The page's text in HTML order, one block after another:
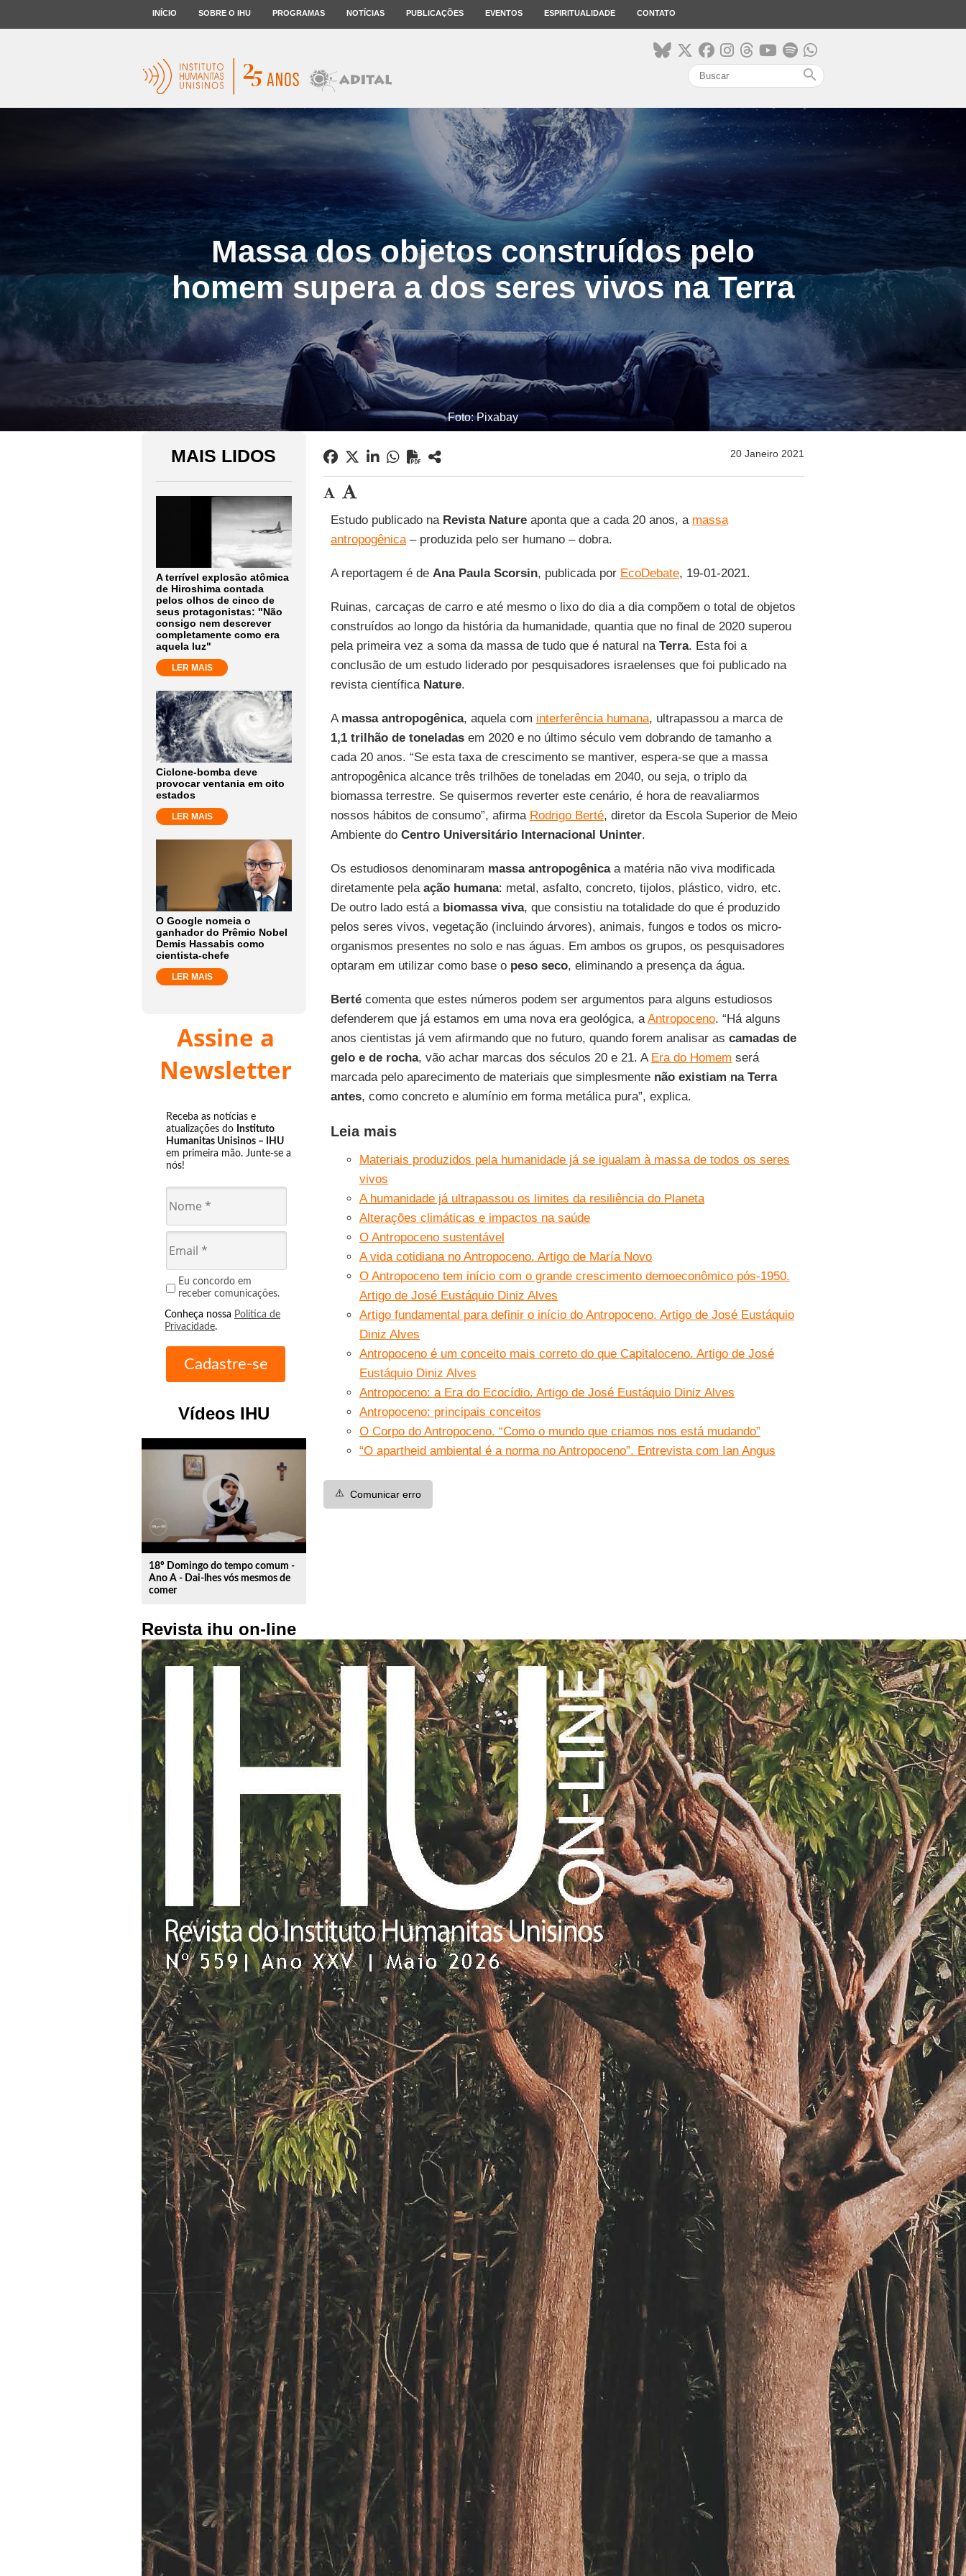
INÍCIO SOBRE O IHU PROGRAMAS NOTÍCIAS PUBLICAÇÕES EVENTOS ESPIRITUALIDADE CONTATO
search
Massa dos objetos construídos pelo
homem supera a dos seres vivos na Terra
Foto: Pixabay
MAIS LIDOS
A terrível explosão atômica
de Hiroshima contada
pelos olhos de cinco de
seus protagonistas: "Não
consigo nem descrever
completamente como era
aquela luz"
LER MAIS
Ciclone-bomba deve
provocar ventania em oito
estados
LER MAIS
O Google nomeia o
ganhador do Prêmio Nobel
Demis Hassabis como
cientista-chefe
LER MAIS
Assine a
Newsletter
Receba as notícias e
atualizações do Instituto
Humanitas Unisinos – IHU
em primeira mão. Junte-se a
nós!
Eu concordo em
receber comunicações.
Conheça nossa Política de
Privacidade.
Vídeos IHU
play_circle_outline
18º Domingo do tempo comum -
Ano A - Dai-lhes vós mesmos de
comer
Revista ihu on-line
20 Janeiro 2021
Estudo publicado na Revista Natureaponta que a cada 20 anos, a massa
antropogênica– produzida pelo ser humano – dobra.
A reportagem é de Ana Paula Scorsin, publicada por EcoDebate, 19-01-2021.
Ruinas, carcaças de carro e até mesmo o lixo do dia a dia compõem o total de objetos
construídos ao longo da história da humanidade, quantia que no final de 2020 superou
pela primeira vez a soma da massa de tudo que é natural na Terra. Esta foi a
conclusão de um estudo liderado por pesquisadores israelenses que foi publicado na
revista científica Nature.
A massa antropogênica, aquela com interferência humana, ultrapassou a marca de
1,1 trilhão de toneladasem 2020 e no último século vem dobrando de tamanho a
cada 20 anos. “Se esta taxa de crescimento se mantiver, espera-se que a massa
antropogênica alcance três trilhões de toneladas em 2040, ou seja, o triplo da
biomassa terrestre. Se quisermos reverter este cenário, é hora de reavaliarmos
nossos hábitos de consumo”, afirma Rodrigo Berté, diretor da Escola Superior de Meio
Ambiente do Centro Universitário Internacional Uninter.
Os estudiosos denominaram massa antropogênicaa matéria não viva modificada
diretamente pela ação humana: metal, asfalto, concreto, tijolos, plástico, vidro, etc.
De outro lado está a biomassa viva, que consistiu na totalidade do que é produzido
pelos seres vivos, vegetação (incluindo árvores), animais, fungos e todos os micro-
organismos presentes no solo e nas águas. Em ambos os grupos, os pesquisadores
optaram em utilizar como base o peso seco, eliminando a presença da água.
Bertécomenta que estes números podem ser argumentos para alguns estudiosos
defenderem que já estamos em uma nova era geológica, aAntropoceno. “Há alguns
anos cientistas já vem afirmando que no futuro, quando forem analisar as camadas de
gelo e de rocha, vão achar marcas dos séculos 20 e 21. A Era do Homem será
marcada pelo aparecimento de materiais que simplesmente não existiam na Terra
antes, como concreto e alumínio em forma metálica pura”, explica.
Leia mais
Materiais produzidos pela humanidade já se igualam à massa de todos os seres
vivos
A humanidade já ultrapassou os limites da resiliência do Planeta
Alterações climáticas e impactos na saúde
O Antropoceno sustentável
A vida cotidiana no Antropoceno. Artigo de María Novo
O Antropoceno tem início com o grande crescimento demoeconômico pós-1950.
Artigo de José Eustáquio Diniz Alves
Artigo fundamental para definir o início do Antropoceno. Artigo de José Eustáquio
Diniz Alves
Antropoceno é um conceito mais correto do que Capitaloceno. Artigo de José
Eustáquio Diniz Alves
Antropoceno: a Era do Ecocídio. Artigo de José Eustáquio Diniz Alves
Antropoceno: principais conceitos
O Corpo do Antropoceno. “Como o mundo que criamos nos está mudando”
“O apartheid ambiental é a norma no Antropoceno”. Entrevista com Ian Angus
⚠️ Comunicar erro